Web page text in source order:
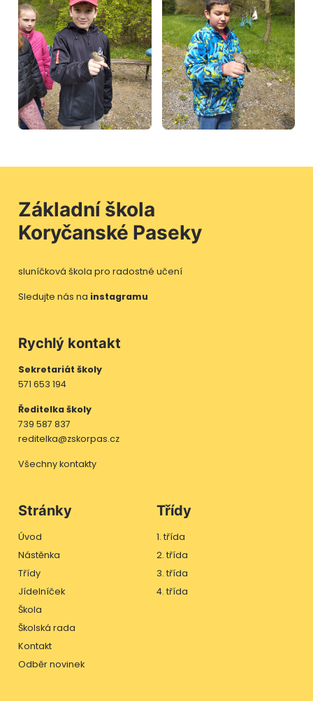
Základní škola
Koryčanské Paseky
sluníčková škola pro radostné učení
Sledujte nás na instagramu
Stránky
Úvod
Nástěnka
Třídy
Jídelníček
Škola
Školská rada
Kontakt
Odběr novinek
Třídy
1. třída
2. třída
3. třída
4. třída
Rychlý kontakt
Sekretariát školy
571 653 194
Ředitelka školy
739 587 837
reditelka@zskorpas.cz
Všechny kontakty